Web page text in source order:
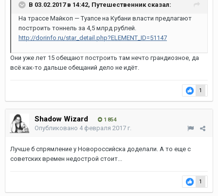
В 03.02.2017 в 14:42, Путешественник сказал:
На трассе Майкоп — Туапсе на Кубани власти предлагают
построить тоннель за 4,5 млрд рублей.
http://dorinfo.ru/star_detail.php?ELEMENT_ID=51147
Они уже лет 15 обещают построить там нечто грандиозное, да
всё как-то дальше обещаний дело не идёт.
1
Shadow Wizard 1 854
Опубликовано 4 февраля 2017 г.
Лучше б спрямление у Новороссийска доделали. А то еще с
советских времен недострой стоит...
1